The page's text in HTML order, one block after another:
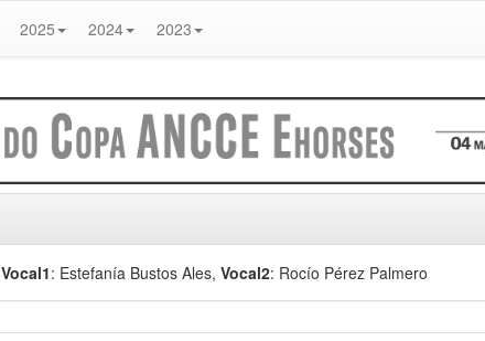
2025 2024 2023
Vocal1: Estefanía Bustos Ales, Vocal2: Rocío Pérez Palmero